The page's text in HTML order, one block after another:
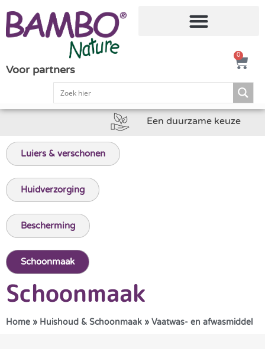
Voor partners
0
Een duurzame keuze
Luiers & verschonen
Huidverzorging
Bescherming
Schoonmaak
Schoonmaak
Home » Huishoud & Schoonmaak » Vaatwas- en afwasmiddel